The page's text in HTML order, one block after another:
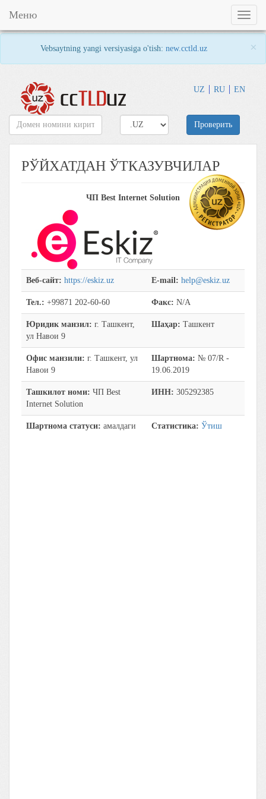
Vebsaytning yangi versiyasiga o'tish: new.cctld.uz ×
UZ RU EN
Toggle
Меню
Проверить
РЎЙХАТДАН ЎТКАЗУВЧИЛАР
ЧП Best Internet Solution
Веб-сайт: https://eskiz.uz E-mail: help@eskiz.uz
Тел.: +99871 202-60-60 Факс: N/A
Юридик манзил: г. Ташкент,
ул Навои 9
Шаҳар: Ташкент
Офис манзили: г. Ташкент, ул
Навои 9
Шартнома: № 07/R -
19.06.2019
Ташкилот номи: ЧП Best
Internet Solution
ИНН: 305292385
Шартнома статуси: амалдаги Статистика: Ўтиш